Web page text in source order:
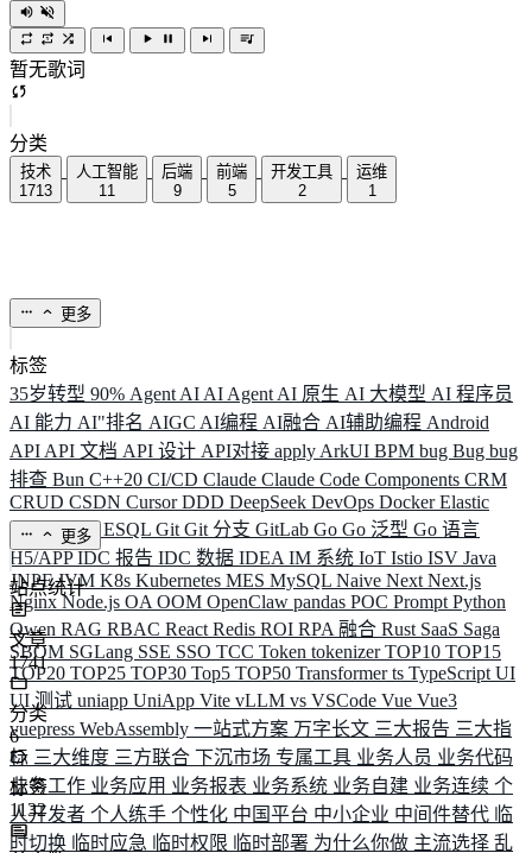
暂无歌词
分类
技术
1713
人工智能
11
后端
9
前端
5
开发工具
2
运维
1
更多
标签
35岁转型 90% Agent AI AI Agent AI 原生 AI 大模型 AI 程序员
AI 能力 AI"排名 AIGC AI编程 AI融合 AI辅助编程 Android
API API 文档 API 设计 API对接 apply ArkUI BPM bug Bug bug
排查 Bun C++20 CI/CD Claude Claude Code Components CRM
CRUD CSDN CursorDDD DeepSeek DevOps DockerElastic
ELK ElysiaESQL Git Git 分支 GitLab Go Go 泛型 Go 语言
H5/APPIDC 报告 IDC 数据 IDEA IM 系统 IoT Istio ISV Java
JNPFJVM K8s Kubernetes MES MySQL Naive Next Next.js
NginxNode.js OA OOM OpenClaw pandas POC Prompt Python
Qwen RAG RBAC React Redis ROI RPA 融合 Rust SaaS Saga
SBOM SGLang SSE SSO TCC Token tokenizerTOP10 TOP15
TOP20 TOP25 TOP30 Top5 TOP50 Transformerts TypeScript UI
UI 测试 uniapp UniApp Vite vLLM vs VSCode Vue Vue3
vuepress WebAssembly 一站式方案 万字长文 三大报告 三大指
标 三大维度 三方联合 下沉市场 专属工具 业务人员 业务代码
业务工作 业务应用 业务报表 业务系统 业务自建 业务连续 个
人开发者 个人练手 个性化 中国平台 中小企业 中间件替代 临
时切换 临时应急 临时权限 临时部署 为什么你做 主流选择 乱
更多
站点统计
文章
1741
分类
6
标签
1132